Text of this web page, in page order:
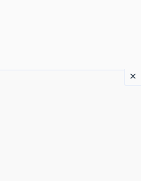
×